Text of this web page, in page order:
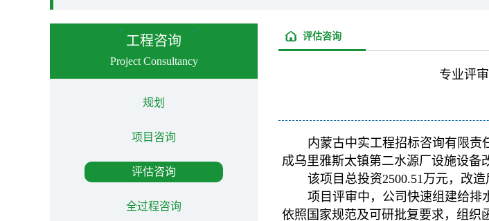
工程咨询
Project Consultancy
规划
项目咨询
评估咨询
全过程咨询
评估咨询
专业评
内蒙古中实工程招标咨询有限责
成乌里雅斯太镇第二水源厂设施设备
该项目总投资2500.51万元，改
项目评审中，公司快速组建给排
依照国家规范及可研批复要求，组织